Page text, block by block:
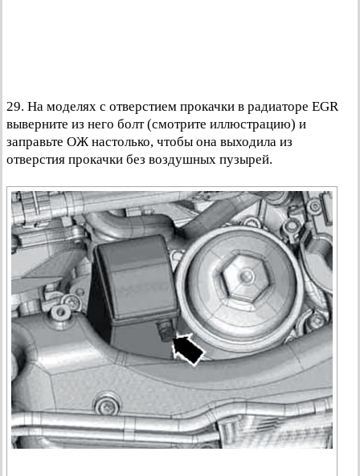
29. На моделях с отверстием прокачки в радиаторе EGR
выверните из него болт (смотрите иллюстрацию) и
заправьте ОЖ настолько, чтобы она выходила из
отверстия прокачки без воздушных пузырей.